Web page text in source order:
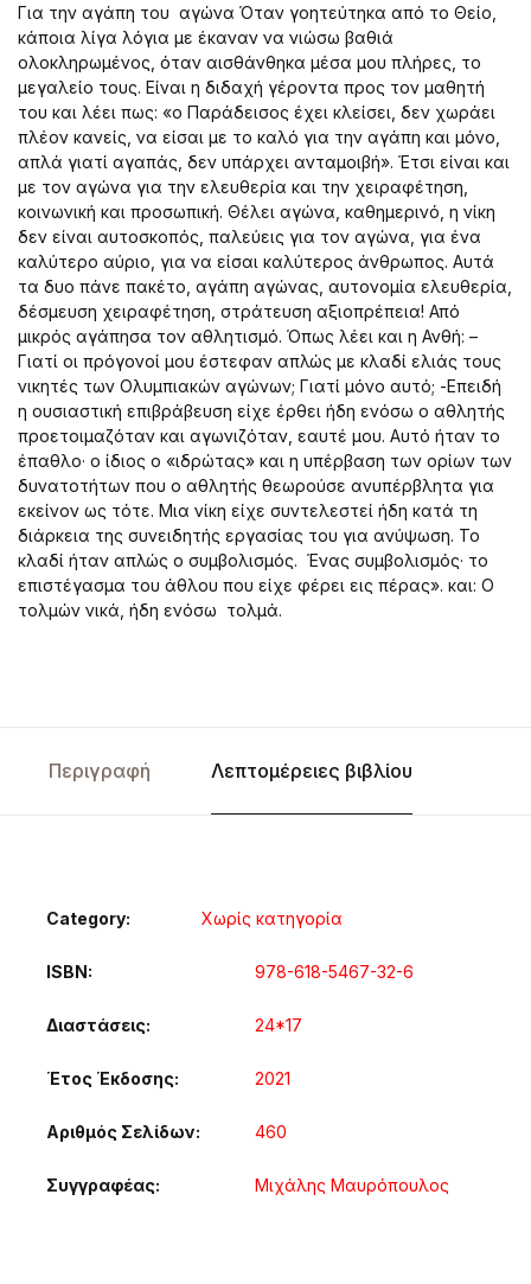
Για την αγάπη του αγώνα Όταν γοητεύτηκα από το Θείο,
κάποια λίγα λόγια με έκαναν να νιώσω βαθιά
ολοκληρωμένος, όταν αισθάνθηκα μέσα μου πλήρες, το
μεγαλείο τους. Είναι η διδαχή γέροντα προς τον μαθητή
του και λέει πως: «ο Παράδεισος έχει κλείσει, δεν χωράει
πλέον κανείς, να είσαι με το καλό για την αγάπη και μόνο,
απλά γιατί αγαπάς, δεν υπάρχει ανταμοιβή». Έτσι είναι και
με τον αγώνα για την ελευθερία και την χειραφέτηση,
κοινωνική και προσωπική. Θέλει αγώνα, καθημερινό, η νίκη
δεν είναι αυτοσκοπός, παλεύεις για τον αγώνα, για ένα
καλύτερο αύριο, για να είσαι καλύτερος άνθρωπος. Αυτά
τα δυο πάνε πακέτο, αγάπη αγώνας, αυτονομία ελευθερία,
δέσμευση χειραφέτηση, στράτευση αξιοπρέπεια! Από
μικρός αγάπησα τον αθλητισμό. Όπως λέει και η Ανθή: –
Γιατί οι πρόγονοί μου έστεφαν απλώς με κλαδί ελιάς τους
νικητές των Ολυμπιακών αγώνων; Γιατί μόνο αυτό; -Επειδή
η ουσιαστική επιβράβευση είχε έρθει ήδη ενόσω ο αθλητής
προετοιμαζόταν και αγωνιζόταν, εαυτέ μου. Αυτό ήταν το
έπαθλο· ο ίδιος ο «ιδρώτας» και η υπέρβαση των ορίων των
δυνατοτήτων που ο αθλητής θεωρούσε ανυπέρβλητα για
εκείνον ως τότε. Μια νίκη είχε συντελεστεί ήδη κατά τη
διάρκεια της συνειδητής εργασίας του για ανύψωση. Το
κλαδί ήταν απλώς ο συμβολισμός. Ένας συμβολισμός· το
επιστέγασμα του άθλου που είχε φέρει εις πέρας». και: Ο
τολμών νικά, ήδη ενόσω τολμά.
Περιγραφή Λεπτομέρειες βιβλίου
Category: Χωρίς κατηγορία
ISBN 978-618-5467-32-6
Διαστάσεις 24*17
Έτος Έκδοσης 2021
Αριθμός Σελίδων 460
Συγγραφέας Μιχάλης Μαυρόπουλος